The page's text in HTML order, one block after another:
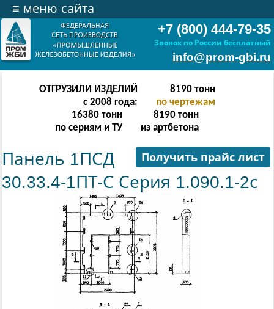
+7 (800) 444-79-35
Звонок по России бесплатный
info@prom-gbi.ru
≡ меню сайта
ОТГРУЗИЛИ ИЗДЕЛИЙ
с 2008 года:
16382тонн
по чертежам
32764 тонн
по сериям и ТУ
16382 тонн
из артбетона
Получить прайс лист
Панель 1ПСД
30.33.4-1ПТ-С Серия 1.090.1-2с